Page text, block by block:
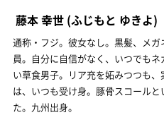
藤本 幸世 (ふじもと ゆきよ)
通称・フジ。彼女なし。黒髪、メ
員。自分に自信がなく、いつでも
い草食男子。リア充を妬みつつも
は、いつも受け身。豚骨スコール
た。九州出身。